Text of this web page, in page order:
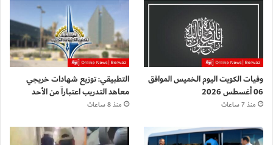
وفيات الكويت اليوم الخميس الموافق
06 أغسطس 2026
منذ 7 ساعات
التطبيقي: توزيع شهادات خريجي
معاهد التدريب اعتباراً من الأحد
منذ 8 ساعات